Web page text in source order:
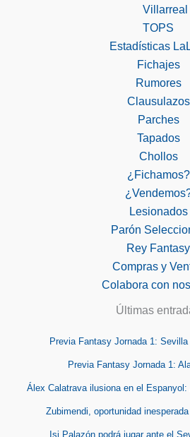
Villarreal
TOPS
Estadísticas
Fichajes
Rumores
Clausulazos
Parches
Tapados
Chollos
¿Fichamos?
Lesionados
Parón
Rey Fantasy
Compras y
Colabora con
Últimas
Previa Fantasy Jornada 1:
Previa Fantasy Jornada 1:
Álex Calatrava ilusiona en el
Zubimendi, oportunidad
Isi Palazón podrá jugar ante el